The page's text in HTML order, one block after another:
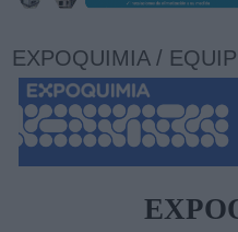
EXPOQUIMIA /